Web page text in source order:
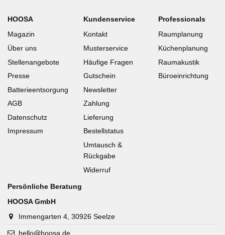
HOOSA
Magazin
Über uns
Stellenangebote
Presse
Batterieentsorgung
AGB
Datenschutz
Impressum
Kundenservice
Kontakt
Musterservice
Häufige Fragen
Gutschein
Newsletter
Zahlung
Lieferung
Bestellstatus
Umtausch &
Rückgabe
Widerruf
Professionals
Raumplanung
Küchenplanung
Raumakustik
Büroeinrichtung
Persönliche Beratung
HOOSA GmbH
Immengarten 4, 30926 Seelze
hello@hoosa.de